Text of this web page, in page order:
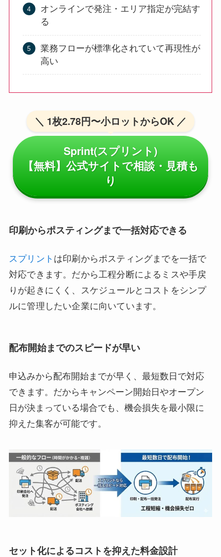
オンラインで発注・エリア指定が完結す
る
業務フローが標準化されていて再現性が
高い
＼ 1枚2.78円〜小ロットからOK ／
Sprint(スプリント)
【無料】公式サイトで相談・見積も
り
印刷からポスティングまで一括対応できる
スプリント は印刷からポスティングまでを一括で
対応できます。だから工程分断によるミスや手戻
りが起きにくく、スケジュールとコストをシンプ
ルに管理したい企業に向いています。
配布開始までのスピードが早い
申込みから配布開始までが早く、最短数日で対応
できます。だからキャンペーン開始日やオープン
日が決まっている場合でも、機会損失を最小限に
抑えた集客が可能です。
セット化によるコストを抑えた料金設計